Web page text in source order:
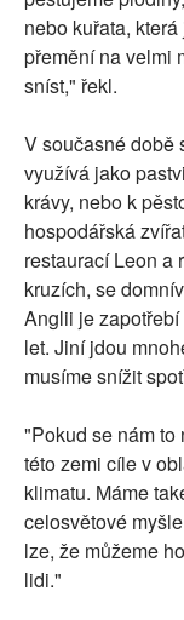
nebo kuřata,
přemění na velmi
sníst," řekl.
V současné době
využívá jako
krávy, nebo k
hospodářská
restaurací Leon a
kruzích, se
Anglii je
let. Jiní jdou
musíme snížit
"Pokud se nám
této zemi cíle v
klimatu. Máme
celosvětové
lze, že můžeme
lidi."